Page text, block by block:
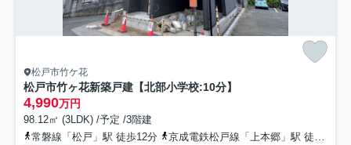
松戸市竹ケ花
松戸市竹ヶ花新築戸建【北部小学校:10分】
4,990万円
98.12㎡ (3LDK) /予定 /3階建
常磐線「松戸」駅 徒歩12分
京成電鉄松戸線「上本郷」駅 徒歩21分